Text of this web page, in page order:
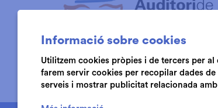
Informació sobre cookies
Utilitzem cookies pròpies i de tercers per
farem servir cookies per recopilar dades
serveis i mostrar publicitat relacionada